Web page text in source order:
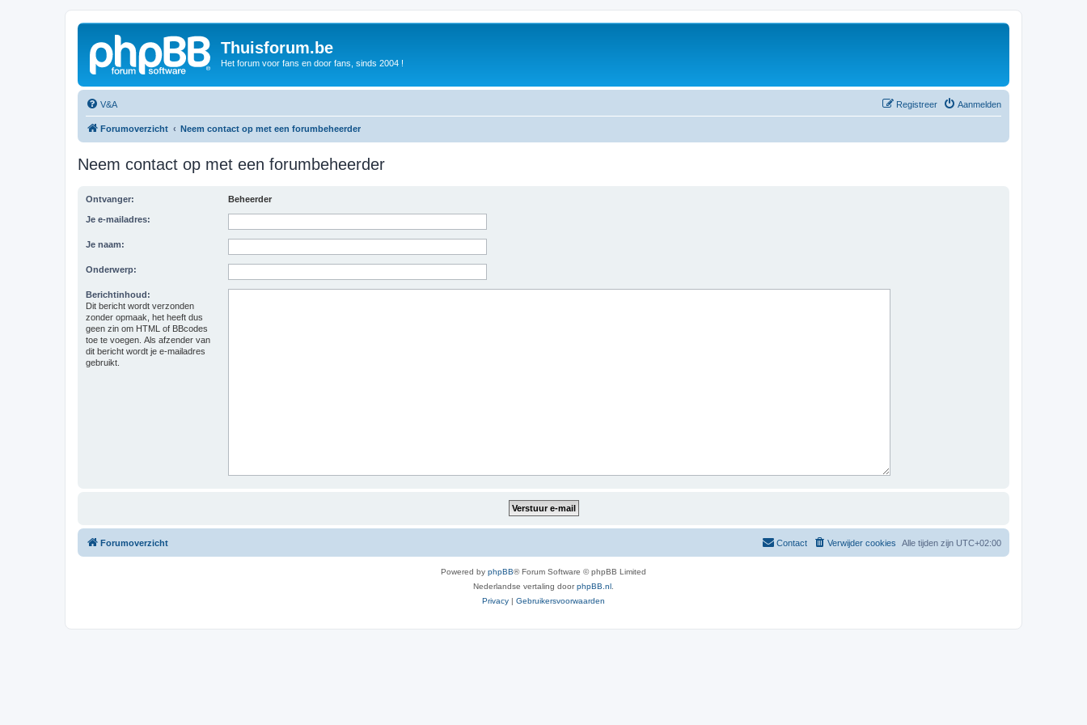
Thuisforum.be
Het forum voor fans en door fans, sinds 2004 !
V&A Aanmelden
Registreer
Forumoverzicht Neem contact op met een forumbeheerder
Neem contact op met een forumbeheerder
Ontvanger: Beheerder
Je e-mailadres:
Je naam:
Onderwerp:
Berichtinhoud:
Dit bericht wordt verzonden
zonder opmaak, het heeft dus
geen zin om HTML of BBcodes
toe te voegen. Als afzender van
dit bericht wordt je e-mailadres
gebruikt.
Forumoverzicht Alle tijden zijn UTC+02:00
Verwijder cookies
Contact
Powered by phpBB® Forum Software © phpBB Limited
Nederlandse vertaling doorphpBB.nl
Privacy | Gebruikersvoorwaarden